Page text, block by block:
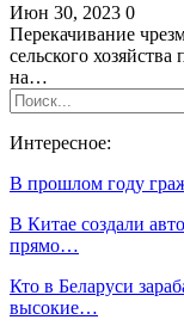
Июн 30, 2023 0
Перекачивание
сельского
на…
Интересное:
В прошлом году
В Китае создали
прямо…
Кто в Беларуси
высокие…